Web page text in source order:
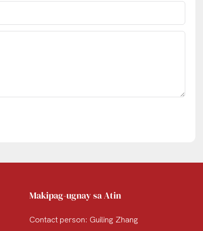
Makipag-ugnay sa Atin
Contact person: Guiling Zhang